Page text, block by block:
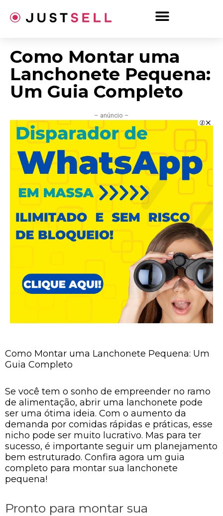
para
Como Montar uma
Lanchonete Pequena:
Um Guia Completo
– anúncio –
Como Montar uma Lanchonete Pequena: Um
Guia Completo
Se você tem o sonho de empreender no ramo
de alimentação, abrir uma lanchonete pode
ser uma ótima ideia. Com o aumento da
demanda por comidas rápidas e práticas, esse
nicho pode ser muito lucrativo. Mas para ter
sucesso, é importante seguir um planejamento
bem estruturado. Confira agora um guia
completo para montar sua lanchonete
pequena!
Pronto para montar sua